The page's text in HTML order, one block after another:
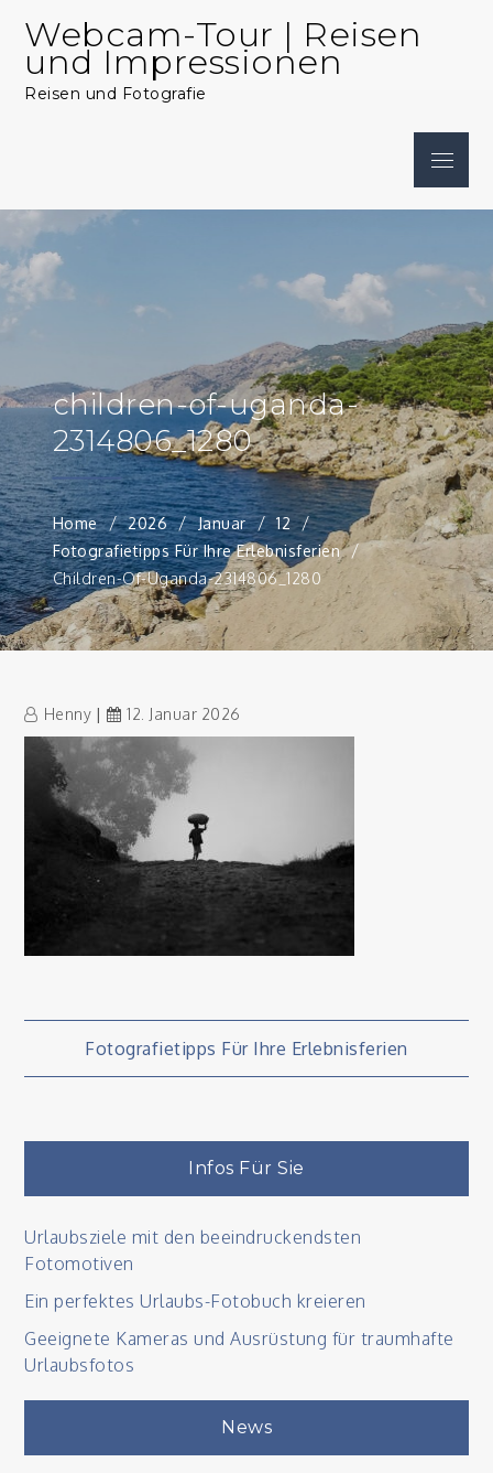
content
Webcam-Tour | Reisen
und Impressionen
Reisen und Fotografie
Menu
children-of-uganda-
2314806_1280
Home 2026 Januar
12
Fotografietipps Für Ihre Erlebnisferien
Children-Of-Uganda-2314806_1280
Henny 12. Januar 2026
Beitragsnavigation
Fotografietipps Für Ihre Erlebnisferien
Infos Für Sie
Urlaubsziele mit den beeindruckendsten
Fotomotiven
Ein perfektes Urlaubs-Fotobuch kreieren
Geeignete Kameras und Ausrüstung für traumhafte
Urlaubsfotos
News